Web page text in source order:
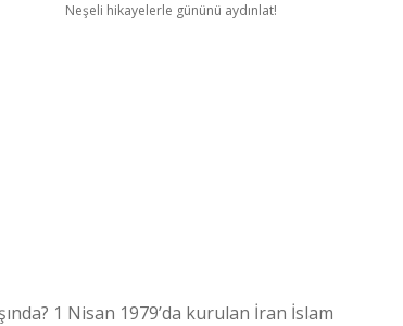
Neşeli hikayelerle gününü aydınlat!
1 Nisan 1979’da kurulan İran İslam